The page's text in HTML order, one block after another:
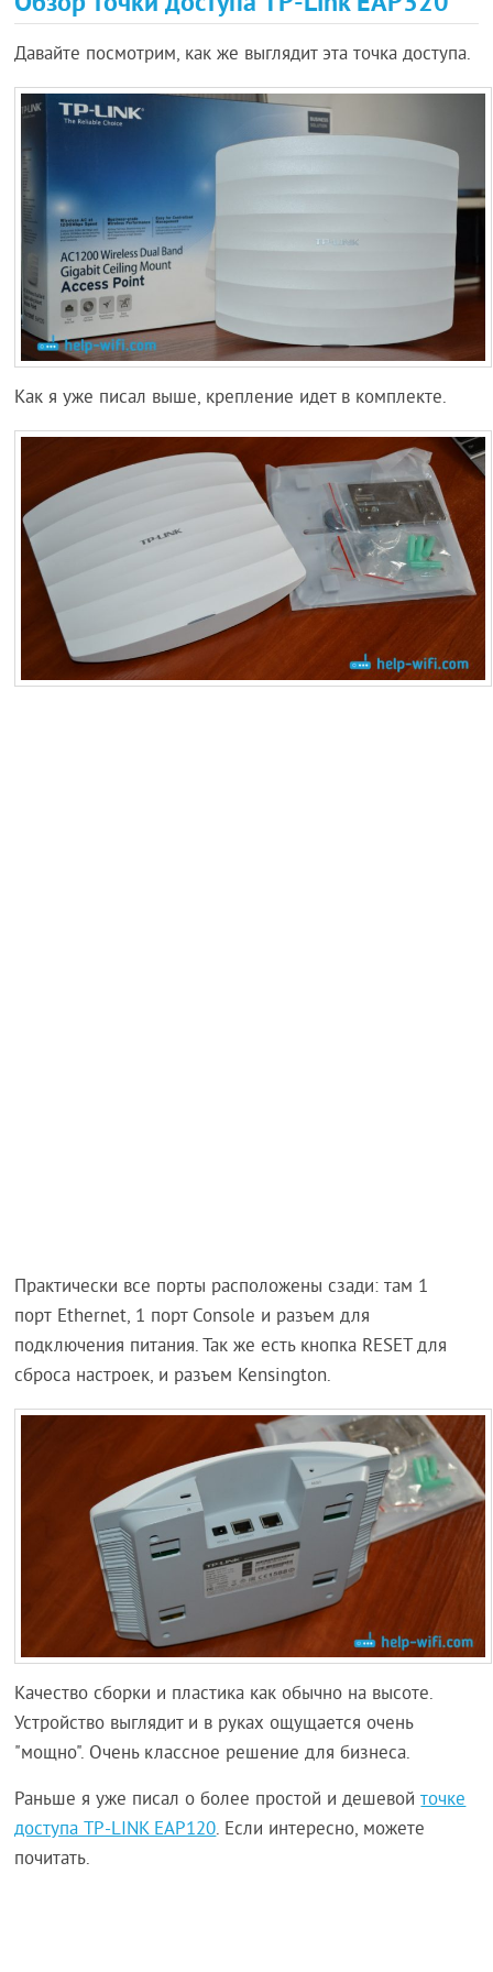
Давайте посмотрим, как же выглядит эта точка доступа.
Как я уже писал выше, крепление идет в комплекте.
Практически все порты расположены сзади: там 1
порт Ethernet, 1 порт Console и разъем для
подключения питания. Так же есть кнопка RESET для
сброса настроек, и разъем Kensington.
Качество сборки и пластика как обычно на высоте.
Устройство выглядит и в руках ощущается очень
"мощно". Очень классное решение для бизнеса.
Раньше я уже писал о более простой и дешевойточке
доступа TP-LINK EAP120. Если интересно, можете
почитать.